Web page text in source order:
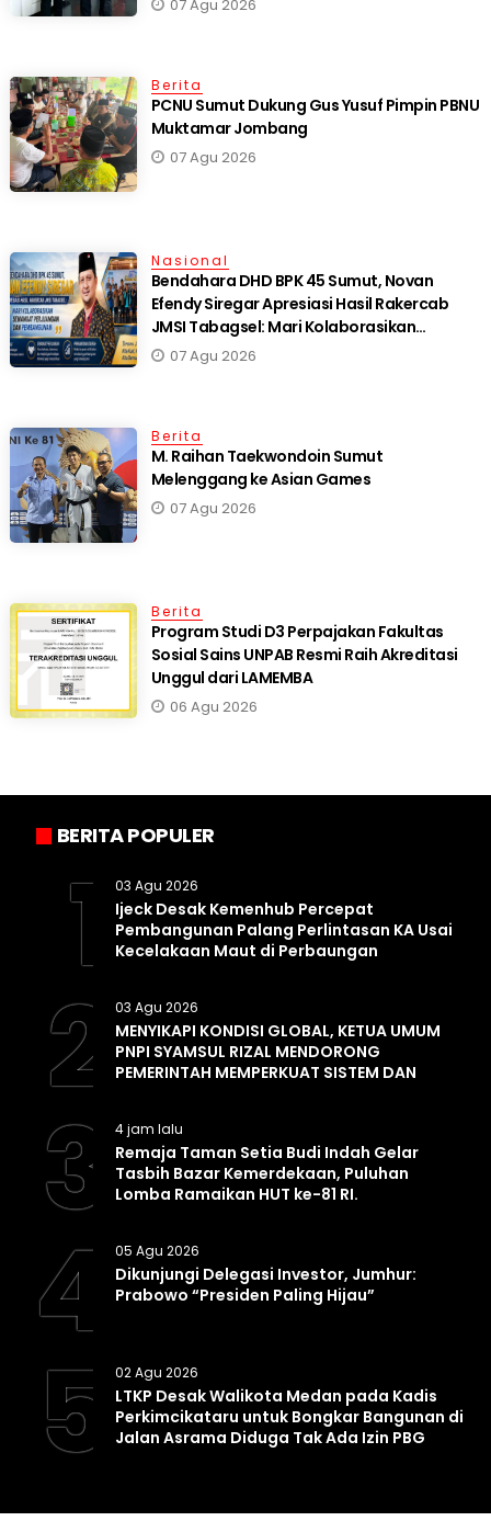
07 Agu 2026
Berita
PCNU Sumut Dukung Gus Yusuf Pimpin PBNU
Muktamar Jombang
07 Agu 2026
Nasional
Bendahara DHD BPK 45 Sumut, Novan
Efendy Siregar Apresiasi Hasil Rakercab
JMSI Tabagsel: Mari Kolaborasikan
Semangat Perjuangan dan Pembangunan
07 Agu 2026
Berita
M. Raihan Taekwondoin Sumut
Melenggang ke Asian Games
07 Agu 2026
Berita
Program Studi D3 Perpajakan Fakultas
Sosial Sains UNPAB Resmi Raih Akreditasi
Unggul dari LAMEMBA
06 Agu 2026
BERITA POPULER
1 03 Agu 2026
Ijeck Desak Kemenhub Percepat
Pembangunan Palang Perlintasan KA Usai
Kecelakaan Maut di Perbaungan
2 03 Agu 2026
MENYIKAPI KONDISI GLOBAL, KETUA UMUM
PNPI SYAMSUL RIZAL MENDORONG
PEMERINTAH MEMPERKUAT SISTEM DAN
3 4 jam lalu
Remaja Taman Setia Budi Indah Gelar
Tasbih Bazar Kemerdekaan, Puluhan
Lomba Ramaikan HUT ke-81 RI.
4 05 Agu 2026
Dikunjungi Delegasi Investor, Jumhur:
Prabowo “Presiden Paling Hijau”
5 02 Agu 2026
LTKP Desak Walikota Medan pada Kadis
Perkimcikataru untuk Bongkar Bangunan di
Jalan Asrama Diduga Tak Ada Izin PBG